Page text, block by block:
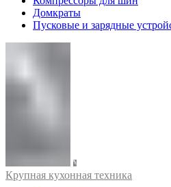
Домкраты
Пусковые и зарядные
Крупная кухонная техника